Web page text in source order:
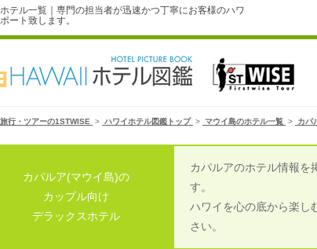
テル一覧｜専門の担当者が迅速かつ丁寧にお客様のハワ
ート致します。
行・ツアーの1STWISE > ハワイホテル図鑑トップ > マウイ島のホテル一覧 > カパ
カパルア(マウイ島)の
カップル向け
デラックスホテル
カパルアのホテル情報を
す。
ハワイを心の底から楽し
さい。